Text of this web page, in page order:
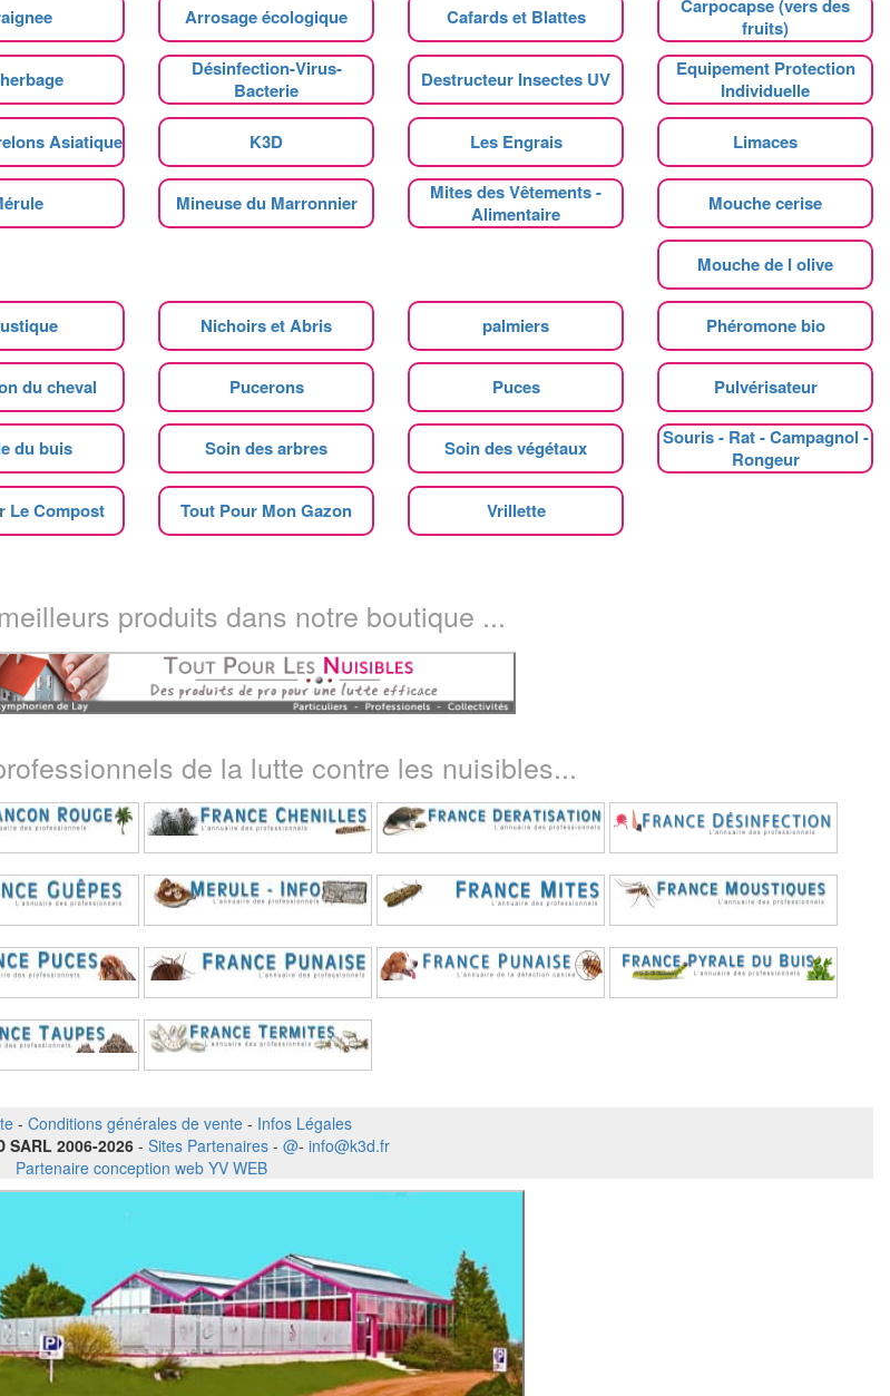
Arrosage écologique Cafards et Blattes
Carpocapse (vers des
fruits)
Désinfection-Virus-
Bacterie
Destructeur Insectes UV
Equipement Protection
Individuelle
Asiatique K3D Les Engrais Limaces
Mineuse du Marronnier
Mites des Vêtements -
Alimentaire
Mouche cerise
Mouche de l olive
Nichoirs et Abris palmiers Phéromone bio
du cheval Pucerons Puces Pulvérisateur
du buis Soin des arbres Soin des végétaux
Souris - Rat - Campagnol -
Rongeur
Le Compost Tout Pour Mon Gazon Vrillette
produits dans notre boutique ...
de la lutte contre les nuisibles...
- Conditions générales de vente - Infos Légales
SARL 2006-2026 - Sites Partenaires- @- info@k3d.fr
Partenaire conception web YV WEB